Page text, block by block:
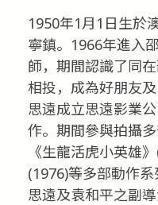
1950年1月1日生於
寧鎮。1966年進入
師，期間認識了同
相投，成為好朋友
思遠成立思遠影業
作。期間參與拍攝
《生龍活虎小英雄
(1976)等多部動作
思遠及袁和平之副